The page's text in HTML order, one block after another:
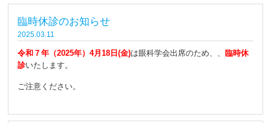
臨時休診のお知らせ
2025.03.11
令和７年（2025年）4月18日(金)は眼科学会出席のため、、 臨時休
診いたします。
ご注意ください。